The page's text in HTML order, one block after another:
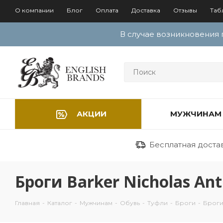
О компании Блог Оплата Доставка Отзывы
В случае возникновения
АКЦИИ МУЖЧИНАМ
Бесплатная
Броги Barker Nicholas
Главная - Каталог - Мужчинам - Обувь - Туфли - Броги - Броги